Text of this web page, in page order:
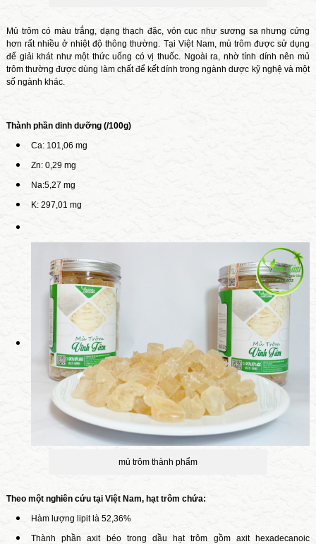
Mủ trôm có màu trắng, dạng thạch đặc, vón cục như sương sa nhưng cứng
hơn rất nhiều ở nhiệt độ thông thường. Tại Việt Nam, mủ trôm được sử dụng
để giải khát như một thức uống có vị thuốc. Ngoài ra, nhờ tính dính nên mủ
trôm thường được dùng làm chất để kết dính trong ngành dược kỹ nghệ và một
số ngành khác.
Thành phần dinh dưỡng (/100g)
Ca: 101,06 mg
Zn: 0,29 mg
Na:5,27 mg
K: 297,01 mg
mủ trômthành phẩm
Theo một nghiên cứu tại Việt Nam, hạt trôm chứa:
Hàm lượng lipit là 52,36%
Thành phần axit béo trong dầu hạt trôm gồm axit hexadecanoic